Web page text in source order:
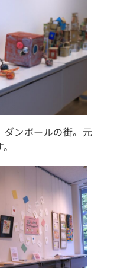
ダンボールの街。元